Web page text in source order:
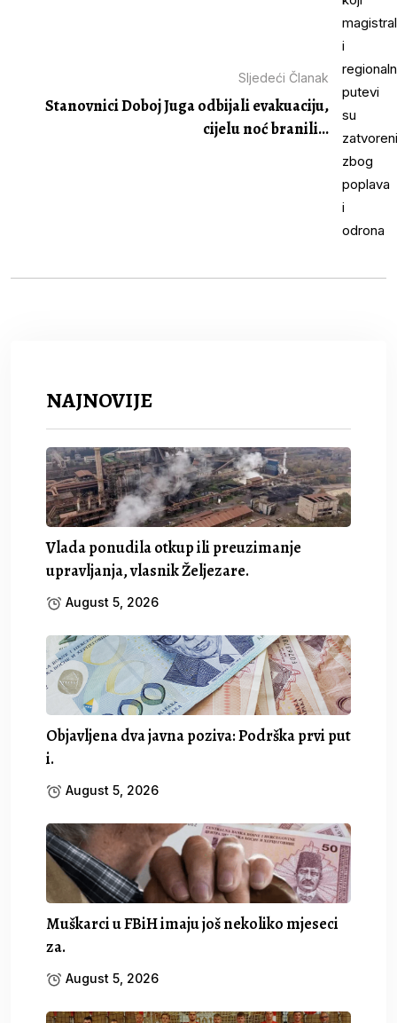
Sljedeći Članak
Stanovnici Doboj Juga odbijali evakuaciju,
cijelu noć branili...
NAJNOVIJE
Vlada ponudila otkup ili preuzimanje
upravljanja, vlasnik Željezare.
August 5, 2026
Objavljena dva javna poziva: Podrška prvi put
i.
August 5, 2026
Muškarci u FBiH imaju još nekoliko mjeseci
za.
August 5, 2026